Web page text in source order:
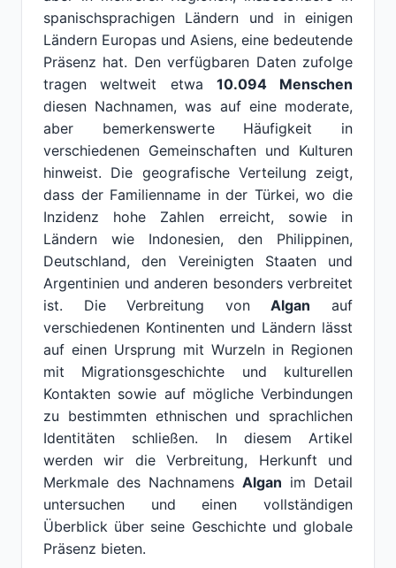
spanischsprachigen Ländern und in einigen
Ländern Europas und Asiens, eine bedeutende
Präsenz hat. Den verfügbaren Daten zufolge
tragen weltweit etwa 10.094 Menschen
diesen Nachnamen, was auf eine moderate,
aber bemerkenswerte Häufigkeit in
verschiedenen Gemeinschaften und Kulturen
hinweist. Die geografische Verteilung zeigt,
dass der Familienname in der Türkei, wo die
Inzidenz hohe Zahlen erreicht, sowie in
Ländern wie Indonesien, den Philippinen,
Deutschland, den Vereinigten Staaten und
Argentinien und anderen besonders verbreitet
ist. Die Verbreitung vonAlgan auf
verschiedenen Kontinenten und Ländern lässt
auf einen Ursprung mit Wurzeln in Regionen
mit Migrationsgeschichte und kulturellen
Kontakten sowie auf mögliche Verbindungen
zu bestimmten ethnischen und sprachlichen
Identitäten schließen. In diesem Artikel
werden wir die Verbreitung, Herkunft und
Merkmale des Nachnamens Algan im Detail
untersuchen und einen vollständigen
Überblick über seine Geschichte und globale
Präsenz bieten.